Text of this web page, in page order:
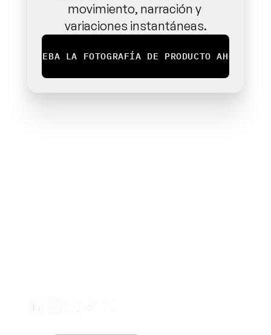
movimiento, narración y
variaciones instantáneas.
¡PRUEBA LA FOTOGRAFÍA DE PRODUCTO AHORA!